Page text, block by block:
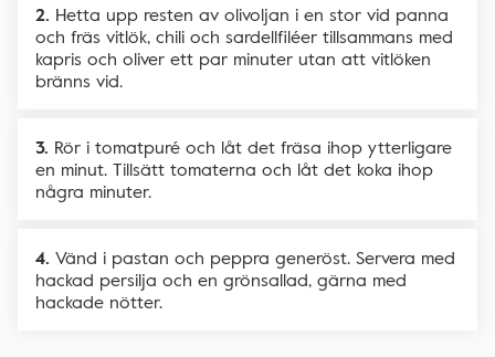
Hetta upp resten av olivoljan i en stor vid panna
och fräs vitlök, chili och sardellfiléer tillsammans med
kapris och oliver ett par minuter utan att vitlöken
bränns vid.
Rör i tomatpuré och låt det fräsa ihop ytterligare
en minut. Tillsätt tomaterna och låt det koka ihop
några minuter.
Vänd i pastan och peppra generöst. Servera med
hackad persilja och en grönsallad, gärna med
hackade nötter.